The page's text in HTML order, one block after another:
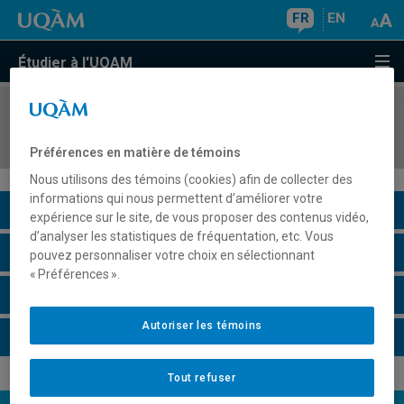
FR EN
Étudier à l'UQAM
COURS//
Description du cours
Horaire - Été 2026
Préférences en matière de témoins
Nous utilisons des témoins (cookies) afin de collecter des
informations qui nous permettent d’améliorer votre
expérience sur le site, de vous proposer des contenus vidéo,
d’analyser les statistiques de fréquentation, etc. Vous
pouvez personnaliser votre choix en sélectionnant
« Préférences ».
Tout refuser
Autoriser les témoins